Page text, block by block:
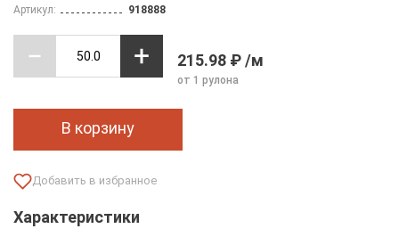
Артикул: 918888
215.98 ₽ /м
от 1 рулона
В корзину
Характеристики